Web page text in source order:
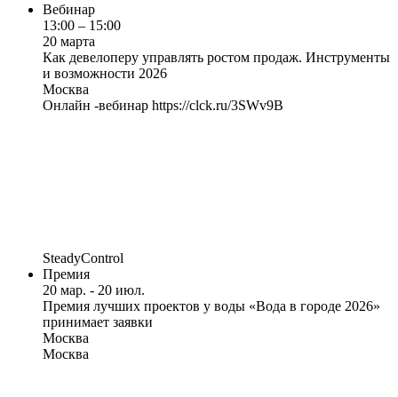
Вебинар
13:00 – 15:00
20 марта
Как девелоперу управлять ростом продаж. Инструменты
и возможности 2026
Москва
Онлайн -вебинар https://clck.ru/3SWv9B
SteadyControl
Премия
20 мар. - 20 июл.
Премия лучших проектов у воды «Вода в городе 2026»
принимает заявки
Москва
Москва